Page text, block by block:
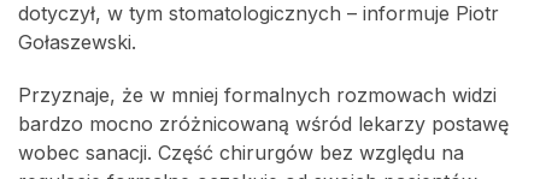
dotyczył, w tym stomatologicznych – informuje Piotr
Gołaszewski.
Przyznaje, że w mniej formalnych rozmowach widzi
bardzo mocno zróżnicowaną wśród lekarzy postawę
wobec sanacji. Część chirurgów bez względu na